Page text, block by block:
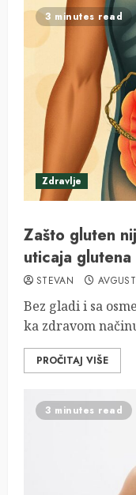
3 minutes read
Zdravlje
Zašto gluten
uticaja
STEVAN
Bez gladi i sa
ka zdravom
PROČITAJ VIŠE
3 minutes read